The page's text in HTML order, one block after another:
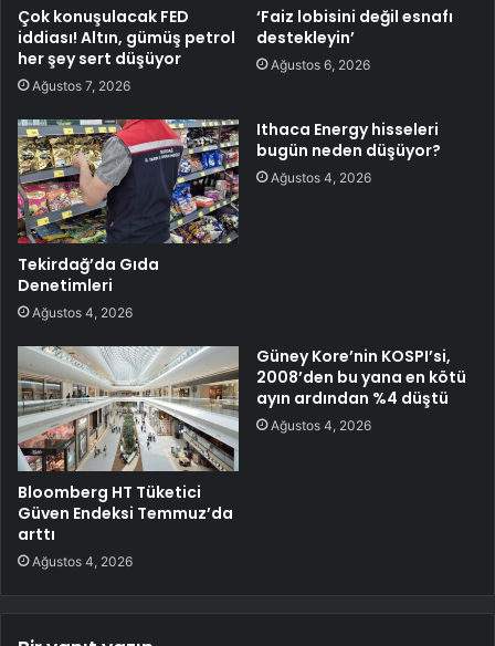
Çok konuşulacak FED
iddiası! Altın, gümüş petrol
her şey sert düşüyor
Ağustos 7, 2026
‘Faiz lobisini değil esnafı
destekleyin’
Ağustos 6, 2026
Tekirdağ’da Gıda
Denetimleri
Ağustos 4, 2026
Ithaca Energy hisseleri
bugün neden düşüyor?
Ağustos 4, 2026
Bloomberg HT Tüketici
Güven Endeksi Temmuz’da
arttı
Ağustos 4, 2026
Güney Kore’nin KOSPI’si,
2008’den bu yana en kötü
ayın ardından %4 düştü
Ağustos 4, 2026